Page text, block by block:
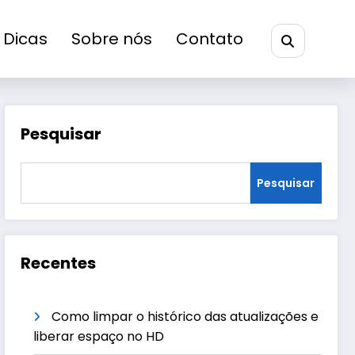
Dicas Sobre nós Contato
Pesquisar
Pesquisar
Recentes
Como limpar o histórico das atualizações e
liberar espaço no HD